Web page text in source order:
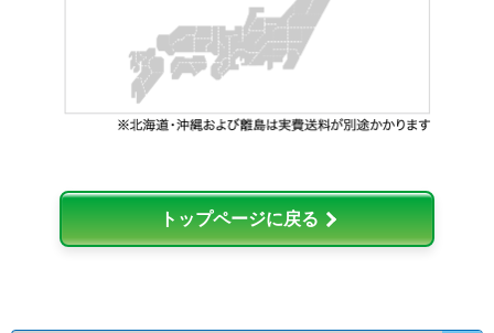
トップページに戻る